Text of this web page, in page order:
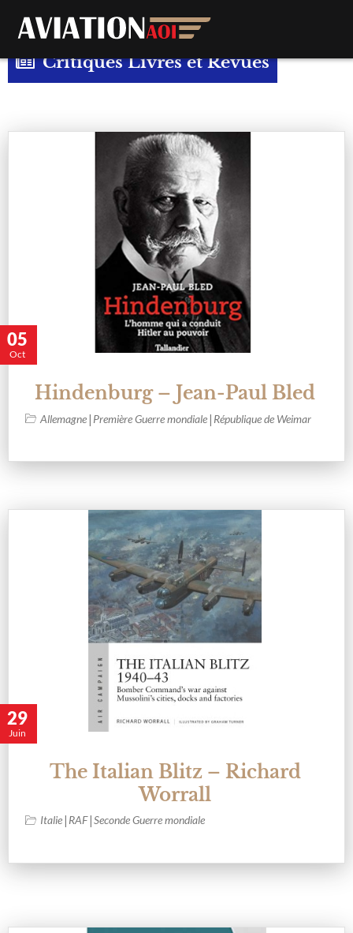
Critiques Livres et Revues
05
Oct
Hindenburg – Jean-Paul Bled
Allemagne| Première Guerre mondiale| République de Weimar
29
Juin
The Italian Blitz – Richard
Worrall
Italie| RAF|Seconde Guerre mondiale